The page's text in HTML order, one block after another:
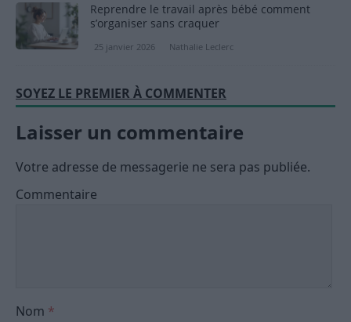
Reprendre le travail après bébé comment
s’organiser sans craquer
25 janvier 2026 Nathalie Leclerc
SOYEZ LE PREMIER À COMMENTER
Laisser un commentaire
Votre adresse de messagerie ne sera pas publiée.
Commentaire
Nom *